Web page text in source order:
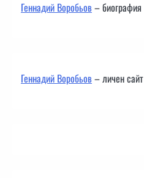
Геннадий Воробьов– биография
Геннадий Воробьов– личен сайт